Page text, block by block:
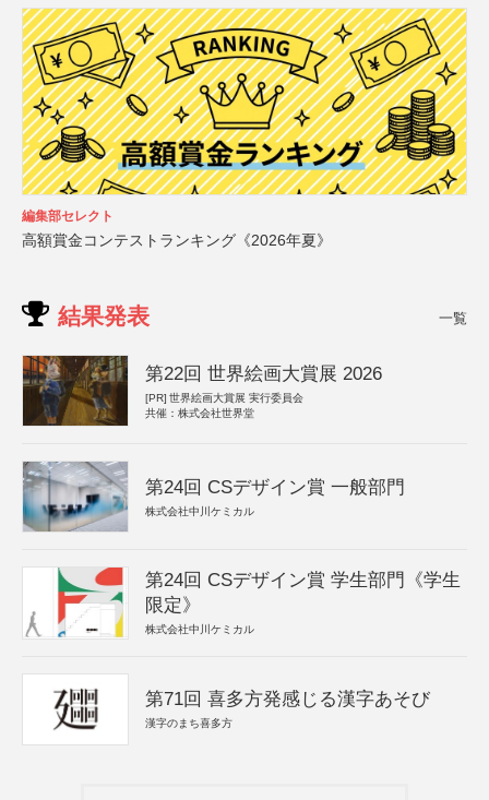
編集部セレクト
高額賞金コンテストランキング《2026年夏》
結果発表 一覧
第22回 世界絵画大賞展 2026
[PR] 世界絵画大賞展 実行委員会
共催：株式会社世界堂
第24回 CSデザイン賞 一般部門
株式会社中川ケミカル
第24回 CSデザイン賞 学生部門《学生
限定》
株式会社中川ケミカル
第71回 喜多方発感じる漢字あそび
漢字のまち喜多方